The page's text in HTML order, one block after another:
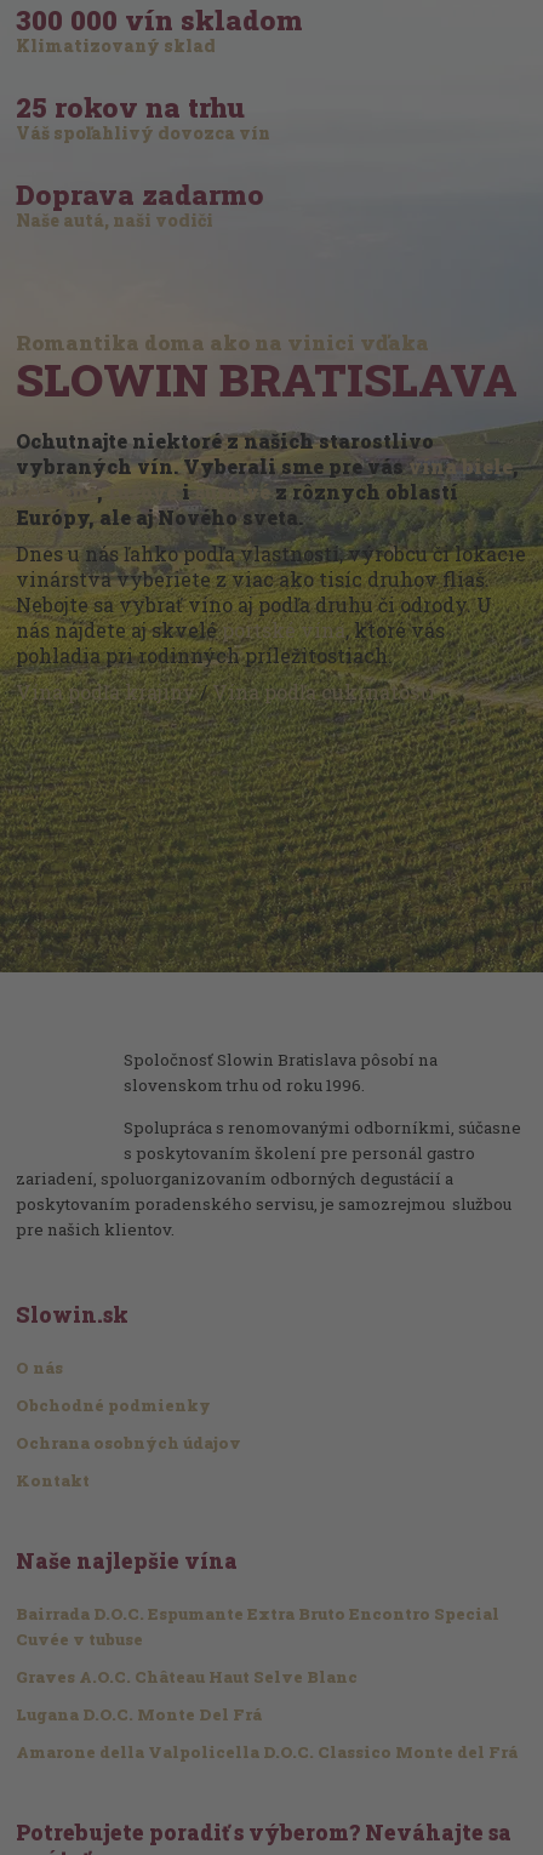
300 000 vín skladom
Klimatizovaný sklad
25 rokov na trhu
Váš spoľahlivý dovozca vín
Doprava zadarmo
Naše autá, naši vodiči
Romantika doma ako na vinici vďaka
SLOWIN BRATISLAVA
Ochutnajte niektoré z našich starostlivo
vybraných vín. Vyberali sme pre vásvína biele,
červené, i šumivé z rôznych oblastí
Európy, ale aj Nového sveta.
Dnes u nás ľahko podľa vlastností, výrobcu či lokácie
vinárstva vyberiete z viac ako tisíc druhov fliaš.
Nebojte sa vybrať víno aj podľa druhu či odrody. U
nás nájdete aj skveléportské vína, ktoré vás
pohladia pri rodinných príležitostiach.
Vína podľa krajiny/Vína podľa cukrnatosti
Spoločnosť Slowin Bratislava pôsobí na
slovenskom trhu od roku 1996.
Spolupráca s renomovanými odborníkmi, súčasne
s poskytovaním školení pre personál gastro
zariadení, spoluorganizovaním odborných degustácií a
poskytovaním poradenského servisu, je samozrejmou službou
pre našich klientov.
Slowin.sk
O nás
Obchodné podmienky
Ochrana osobných údajov
Kontakt
Naše najlepšie vína
Bairrada D.O.C. Espumante Extra Bruto Encontro Special
Cuvée v tubuse
Graves A.O.C. Château Haut Selve Blanc
Lugana D.O.C. Monte Del Frá
Amarone della Valpolicella D.O.C. Classico Monte del Frá
Potrebujete poradiť s výberom? Neváhajte sa